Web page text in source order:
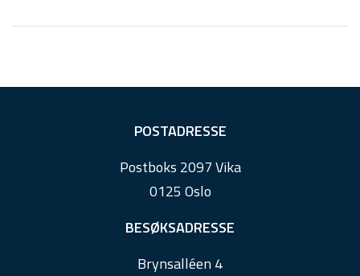
POSTADRESSE
Postboks 2097 Vika
0125 Oslo
BESØKSADRESSE
Brynsalléen 4